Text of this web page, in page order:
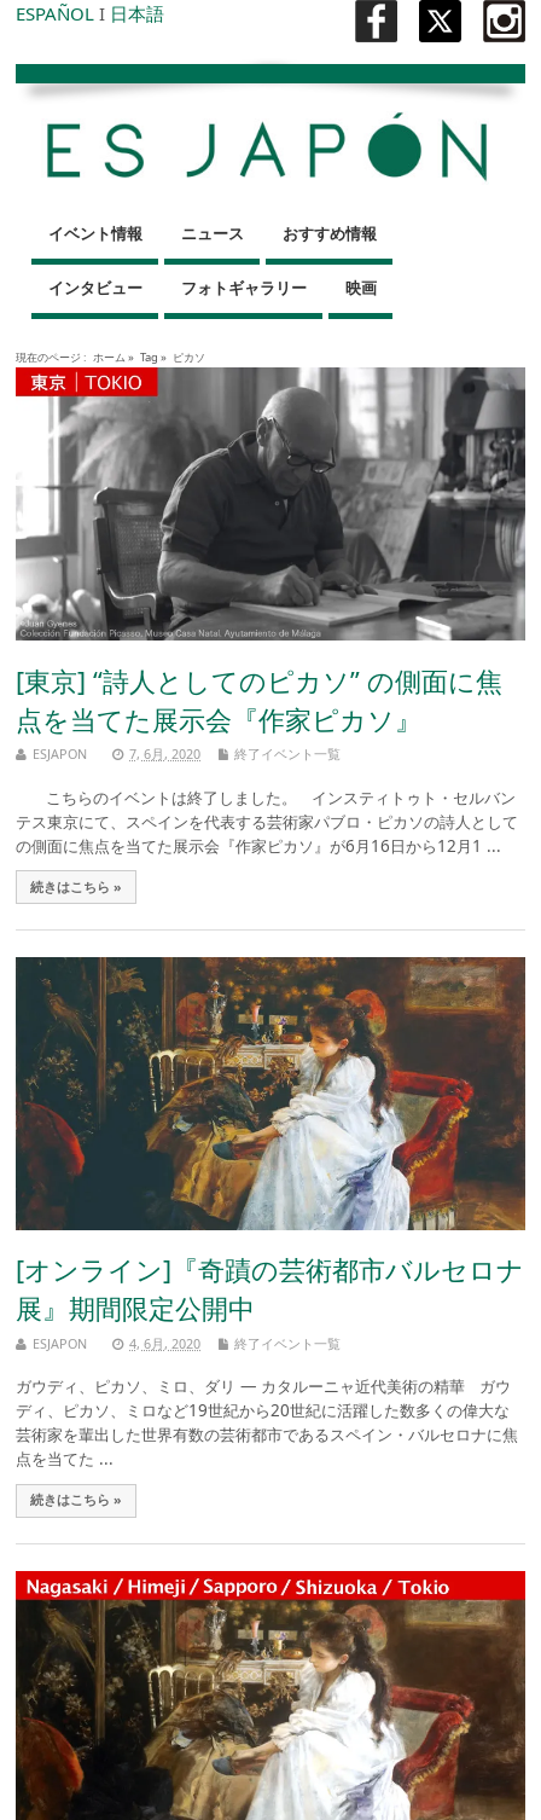
ESPAÑOL I 日本語
イベント情報 ニュース おすすめ情報
インタビュー フォトギャラリー 映画
現在のページ : ホーム » Tag » ピカソ
[東京] “詩人としてのピカソ” の側面に焦
点を当てた展示会『作家ピカソ』
ESJAPON 7, 6月, 2020 終了イベント一覧
こちらのイベントは終了しました。 インスティトゥト・セルバン
テス東京にて、スペインを代表する芸術家パブロ・ピカソの詩人として
の側面に焦点を当てた展示会『作家ピカソ』が6月16日から12月1 ...
続きはこちら »
[オンライン]『奇蹟の芸術都市バルセロナ
展』期間限定公開中
ESJAPON 4, 6月, 2020 終了イベント一覧
ガウディ、ピカソ、ミロ、ダリ ― カタルーニャ近代美術の精華 ガウ
ディ、ピカソ、ミロなど19世紀から20世紀に活躍した数多くの偉大な
芸術家を輩出した世界有数の芸術都市であるスペイン・バルセロナに焦
点を当てた ...
続きはこちら »